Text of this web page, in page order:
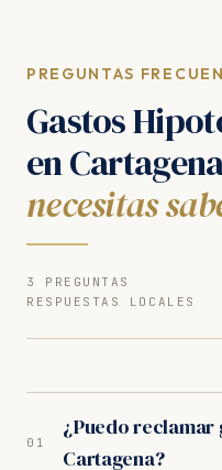
PREGUNTAS
Gastos
en
necesitas
3 PREGUNTAS
RESPUESTAS LOCALES
01
¿Puedo reclamar
Cartagena?